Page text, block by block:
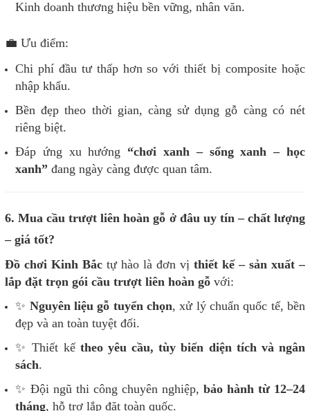
Kinh doanh thương hiệu bền vững, nhân văn.
💼 Ưu điểm:
Chi phí đầu tư thấp hơn so với thiết bị composite hoặc
nhập khẩu.
Bền đẹp theo thời gian, càng sử dụng gỗ càng có nét
riêng biệt.
Đáp ứng xu hướng “chơi xanh – sống xanh – học
xanh” đang ngày càng được quan tâm.
6. Mua cầu trượt liên hoàn gỗ ở đâu uy tín – chất lượng
– giá tốt?
Đồ chơi Kinh Bắc tự hào là đơn vị thiết kế – sản xuất –
lắp đặt trọn gói cầu trượt liên hoàn gỗ với:
✨ Nguyên liệu gỗ tuyển chọn, xử lý chuẩn quốc tế, bền
đẹp và an toàn tuyệt đối.
✨ Thiết kế theo yêu cầu, tùy biến diện tích và ngân
sách.
✨ Đội ngũ thi công chuyên nghiệp, bảo hành từ 12–24
tháng, hỗ trợ lắp đặt toàn quốc.